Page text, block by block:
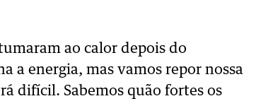
ao calor depois do
a energia, mas vamos repor nossa
difícil. Sabemos quão fortes os